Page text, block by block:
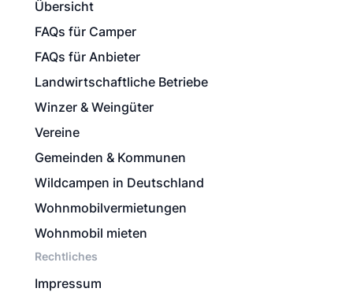
Übersicht
FAQs für Camper
FAQs für Anbieter
Landwirtschaftliche Betriebe
Winzer & Weingüter
Vereine
Gemeinden & Kommunen
Wildcampen in Deutschland
Wohnmobilvermietungen
Wohnmobil mieten
Rechtliches
Impressum